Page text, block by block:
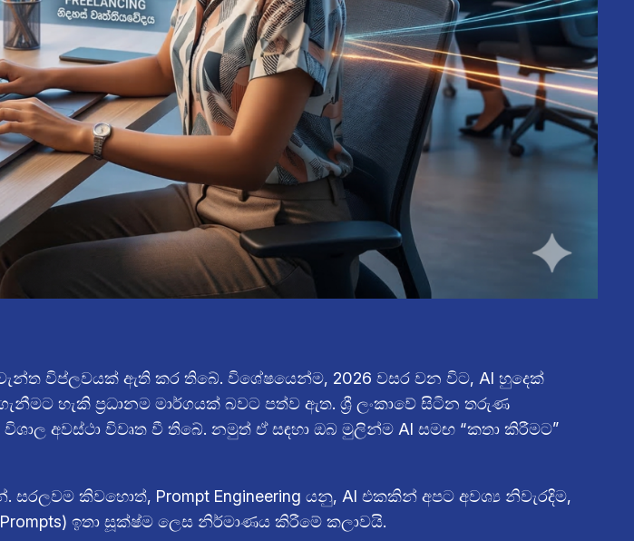
විප්ලවයක් ඇති කර තිබේ. විශේෂයෙන්ම, 2026 වසර වන විට, AI හුදෙක්
හැකි ප්‍රධානම මාර්ගයක් බවට පත්ව ඇත. ශ්‍රී ලංකාවේ සිටින තරුණ
අවස්ථා විවෘත වී තිබේ. නමුත් ඒ සඳහා ඔබ මුලින්ම AI සමඟ “කතා කිරීමට”
කිවහොත්, Prompt Engineering යනු, AI එකකින් අපට අවශ්‍ය නිවැරදිම,
ඉතා සූක්ෂ්ම ලෙස නිර්මාණය කිරීමේ කලාවයි.